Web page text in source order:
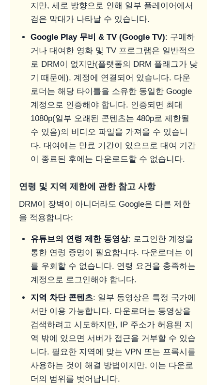
지만, 세로 방향으로 인해 일부 플레이어에서
검은 막대가 나타날 수 있습니다.
Google Play 무비 & TV (Google TV): 구매하
거나 대여한 영화 및 TV 프로그램은 일반적으
로 DRM이 없지만(플랫폼의 DRM 플래그가 낮
기 때문에), 계정에 연결되어 있습니다. 다운
로더는 해당 타이틀을 소유한 동일한 Google
계정으로 인증해야 합니다. 인증되면 최대
1080p(일부 오래된 콘텐츠는 480p로 제한될
수 있음)의 비디오 파일을 가져올 수 있습니
다. 대여에는 만료 기간이 있으므로 대여 기간
이 종료된 후에는 다운로드할 수 없습니다.
연령 및 지역 제한에 관한 참고 사항
DRM이 장벽이 아니더라도 Google은 다른 제한
을 적용합니다:
유튜브의 연령 제한 동영상: 로그인한 계정을
통한 연령 증명이 필요합니다. 다운로더는 이
를 우회할 수 없습니다. 연령 요건을 충족하는
계정으로 로그인해야 합니다.
지역 차단 콘텐츠: 일부 동영상은 특정 국가에
서만 이용 가능합니다. 다운로더는 동영상을
검색하려고 시도하지만, IP 주소가 허용된 지
역 밖에 있으면 서버가 접근을 거부할 수 있습
니다. 필요한 지역에 맞는 VPN 또는 프록시를
사용하는 것이 해결 방법이지만, 이는 다운로
더의 범위를 벗어납니다.